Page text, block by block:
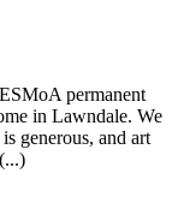
permanent
in Lawndale. We
generous, and art